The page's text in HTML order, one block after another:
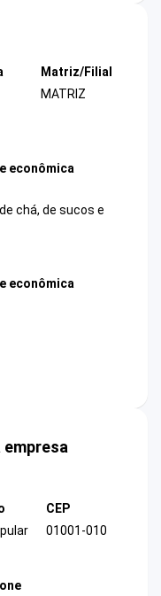
Matriz/Filial
MATRIZ
econômica
chá, de sucos e
econômica
CEP
01001-010